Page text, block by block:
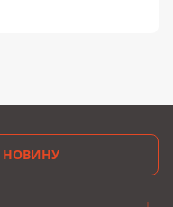
НОВИНУ